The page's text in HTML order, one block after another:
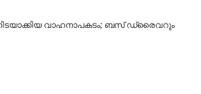
വാഹനാപകടം; ബസ് ഡ്രൈവറും